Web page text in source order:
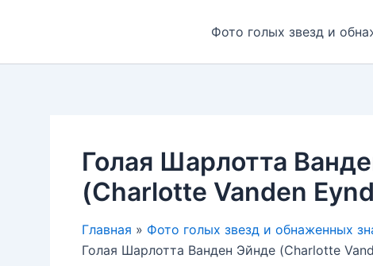
Фото голых звезд и
Голая Шарлотта
(Charlotte Vanden
Главная
Фото голых звезд и обнаженных
Голая Шарлотта Ванден Эйнде (Charlotte